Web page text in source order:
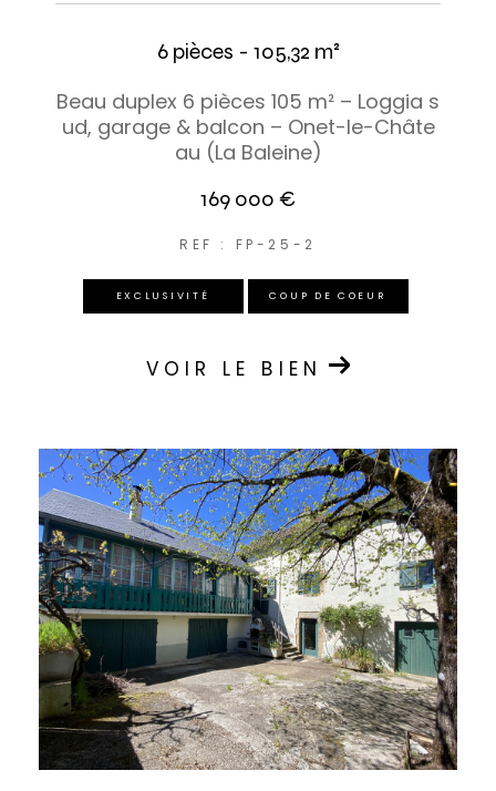
6 pièces - 105,32 m²
Beau duplex 6 pièces 105 m² – Loggia s
ud, garage & balcon – Onet-le-Châte
au (La Baleine)
169 000 €
REF : FP-25-2
EXCLUSIVITÉ COUP DE COEUR
VOIR LE BIEN